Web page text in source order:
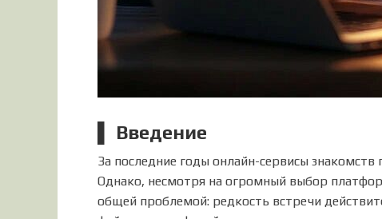
▌ Введение
За последние годы онлайн-сервисы
Однако, несмотря на огромный выбор
общей проблемой: редкость встречи